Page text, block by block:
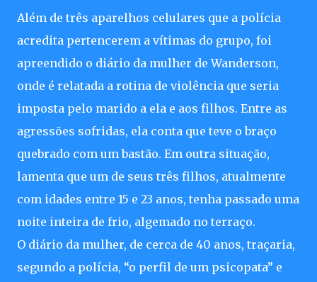
Além de três aparelhos celulares que a polícia
acredita pertencerem a vítimas do grupo, foi
apreendido o diário da mulher de Wanderson,
onde é relatada a rotina de violência que seria
imposta pelo marido a ela e aos filhos. Entre as
agressões sofridas, ela conta que teve o braço
quebrado com um bastão. Em outra situação,
lamenta que um de seus três filhos, atualmente
com idades entre 15 e 23 anos, tenha passado uma
noite inteira de frio, algemado no terraço.
O diário da mulher, de cerca de 40 anos, traçaria,
segundo a polícia, “o perfil de um psicopata” e